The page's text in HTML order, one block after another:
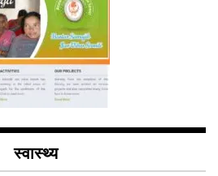
स्वास्थ्य